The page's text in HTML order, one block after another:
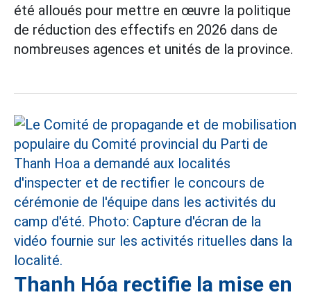
été alloués pour mettre en œuvre la politique
de réduction des effectifs en 2026 dans de
nombreuses agences et unités de la province.
Thanh Hóa rectifie la mise en